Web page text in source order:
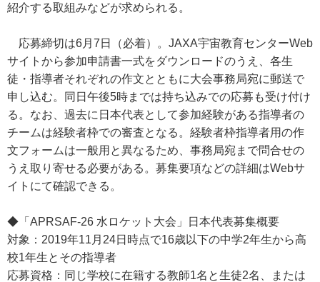
紹介する取組みなどが求められる。
応募締切は6月7日（必着）。JAXA宇宙教育センターWeb
サイトから参加申請書一式をダウンロードのうえ、各生
徒・指導者それぞれの作文とともに大会事務局宛に郵送で
申し込む。同日午後5時までは持ち込みでの応募も受け付け
る。なお、過去に日本代表として参加経験がある指導者の
チームは経験者枠での審査となる。経験者枠指導者用の作
文フォームは一般用と異なるため、事務局宛まで問合せの
うえ取り寄せる必要がある。募集要項などの詳細はWebサ
イトにて確認できる。
◆「APRSAF-26 水ロケット大会」日本代表募集概要
対象：2019年11月24日時点で16歳以下の中学2年生から高
校1年生とその指導者
応募資格：同じ学校に在籍する教師1名と生徒2名、または